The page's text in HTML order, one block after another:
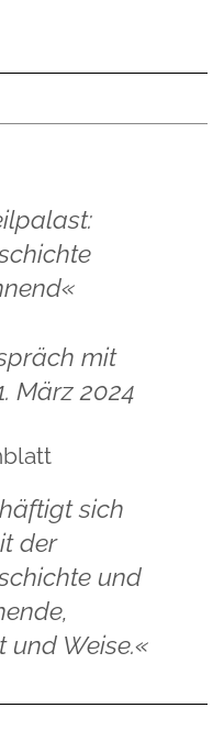
mit
März 2024
sich
der
und
und Weise.«